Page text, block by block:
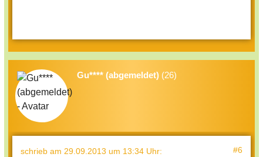
Gu**** (abgemeldet) (26)
schrieb am 29.09.2013 um 13:34 Uhr: #6